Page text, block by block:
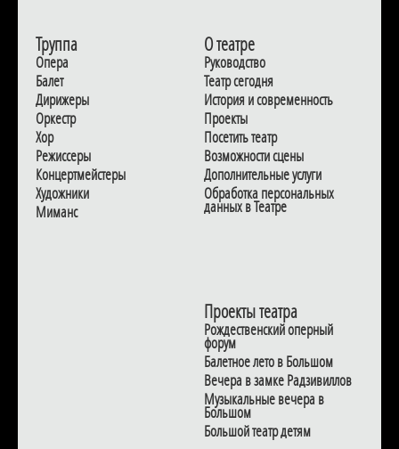
Труппа
Опера
Балет
Дирижеры
Оркестр
Хор
Режиссеры
Концертмейстеры
Художники
Миманс
О театре
Руководство
Театр сегодня
История и современность
Проекты
Посетить театр
Возможности сцены
Дополнительные услуги
Обработка персональных
данных в Театре
Проекты театра
Рождественский оперный
форум
Балетное лето в Большом
Вечера в замке Радзивиллов
Музыкальные вечера в
Большом
Большой театр детям